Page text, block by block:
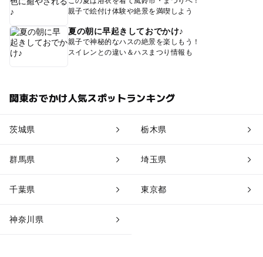
親子で絵付け体験や絶景を満喫しよう
夏の朝に早起きしておでかけ♪
親子で神秘的なハスの絶景を楽しもう！
スイレンとの違い＆ハスまつり情報も
関東おでかけ人気スポットランキング
茨城県 栃木県
群馬県 埼玉県
千葉県 東京都
神奈川県